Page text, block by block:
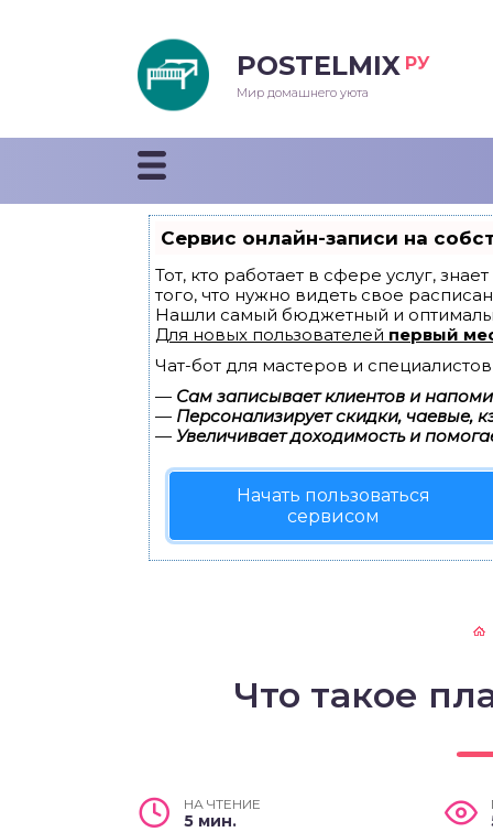
POSTELMIX РУ
Мир домашнего уюта
Сервис онлайн-записи на
Тот, кто работает в сфере услуг,
того, что нужно видеть свое
Нашли самый бюджетный и
Для новых пользователей первый
Чат-бот для мастеров и
— Сам записывает клиентов и
— Персонализирует скидки, чаевые,
— Увеличивает доходимость и
Начать пользоваться
сервисом
Что такое
НА ЧТЕНИЕ
5 мин.